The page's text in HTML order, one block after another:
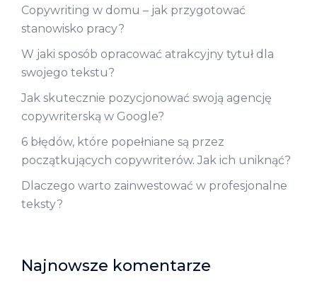
Copywriting w domu – jak przygotować
stanowisko pracy?
W jaki sposób opracować atrakcyjny tytuł dla
swojego tekstu?
Jak skutecznie pozycjonować swoją agencję
copywriterską w Google?
6 błędów, które popełniane są przez
początkujących copywriterów. Jak ich uniknąć?
Dlaczego warto zainwestować w profesjonalne
teksty?
Najnowsze komentarze